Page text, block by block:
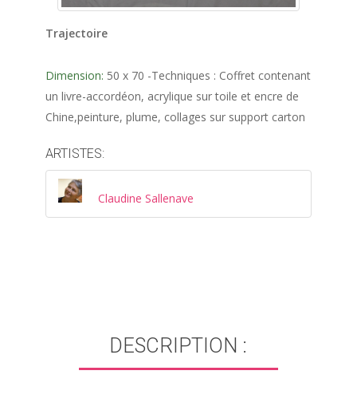
Trajectoire
Dimension: 50 x 70 -Techniques : Coffret contenant
un livre-accordéon, acrylique sur toile et encre de
Chine,peinture, plume, collages sur support carton
ARTISTES:
Claudine Sallenave
DESCRIPTION :